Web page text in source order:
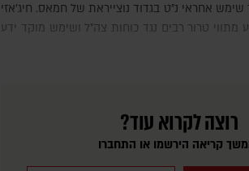
שימש אחראי נ״ט בגדוד נוצייראת של חמאס. חיג'אזי
מתווי טרור רבים נגד כוחות צה"ל ושימש מוקד ידע
רוצה לקרוא עוד?
קריאה הירשמו או התחברו